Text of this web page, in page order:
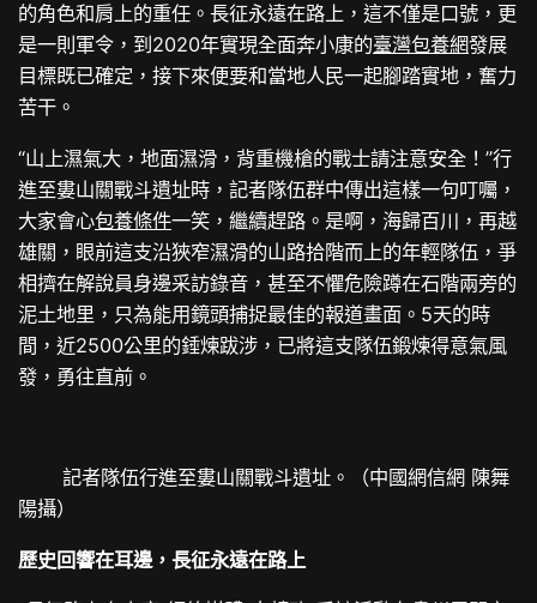
的角色和肩上的重任。長征永遠在路上，這不僅是口號，更
是一則軍令，到2020年實現全面奔小康的臺灣包養網發展
目標既已確定，接下來便要和當地人民一起腳踏實地，奮力
苦干。
“山上濕氣大，地面濕滑，背重機槍的戰士請注意安全！”行
進至婁山關戰斗遺址時，記者隊伍群中傳出這樣一句叮囑，
大家會心包養條件一笑，繼續趕路。是啊，海歸百川，再越
雄關，眼前這支沿狹窄濕滑的山路拾階而上的年輕隊伍，爭
相擠在解說員身邊采訪錄音，甚至不懼危險蹲在石階兩旁的
泥土地里，只為能用鏡頭捕捉最佳的報道畫面。5天的時
間，近2500公里的錘煉跋涉，已將這支隊伍鍛煉得意氣風
發，勇往直前。
記者隊伍行進至婁山關戰斗遺址。（中國網信網 陳舞
陽攝）
歷史回響在耳邊，長征永遠在路上